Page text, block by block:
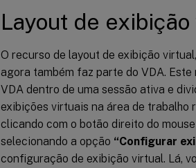
Layout de
O recurso de layout de exibição
agora também faz parte do VDA.
VDA dentro de uma sessão ativa e
exibições virtuais na área de trabalho
clicando com o botão direito do
selecionando a opção “Configurar
configuração de exibição virtual. Lá,